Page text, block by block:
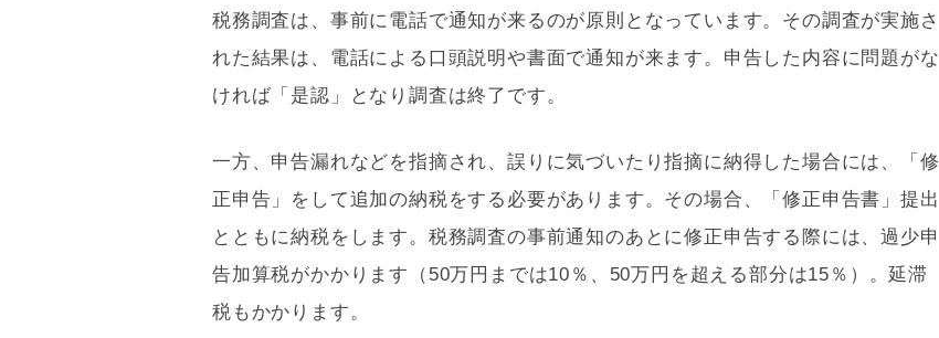
税務調査は、事前に電話で通知が来るのが原則となっています。その調査が実施さ
れた結果は、電話による口頭説明や書面で通知が来ます。申告した内容に問題がな
ければ「是認」となり調査は終了です。
一方、申告漏れなどを指摘され、誤りに気づいたり指摘に納得した場合には、「修
正申告」をして追加の納税をする必要があります。その場合、「修正申告書」提出
とともに納税をします。税務調査の事前通知のあとに修正申告する際には、過少申
告加算税がかかります（50万円までは10％、50万円を超える部分は15％）。延滞
税もかかります。